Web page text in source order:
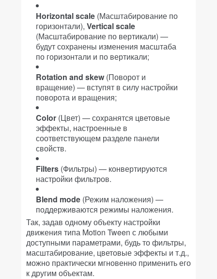
Horizontal scale (Масштабирование по
горизонтали), Vertical scale
(Масштабирование по вертикали) —
будут сохранены изменения масштаба
по горизонтали и по вертикали;
Rotation and skew (Поворот и
вращение) — вступят в силу настройки
поворота и вращения;
Color (Цвет) — сохранятся цветовые
эффекты, настроенные в
соответствующем разделе панели
свойств.
Filters (Фильтры) — конвертируются
настройки фильтров.
Blend mode (Режим наложения) —
поддерживаются режимы наложения.
Так, задав одному объекту настройки
движения типа Motion Tween с любыми
доступными параметрами, будь то фильтры,
масштабирование, цветовые эффекты и т.д.,
можно практически мгновенно применить его
к другим объектам.